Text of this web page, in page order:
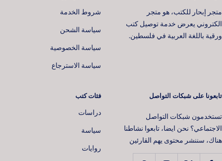
متجر إبحار للكتب، هو متجر
الكتروني يعرض خدمة توصيل كتب
ورقية باللغة العربية في فلسطين.
شروط الخدمة
سياسة الشحن
سياسة الخصوصية
سياسة الاسترجاع
تابعونا على شبكات التواصل
تستخدمون شبكات التواصل
الاجتماعي؟ نحن ايضا، تابعوا نشاطنا
هناك، سننشر محتوى يهم القارئين
فئات كتب
دراسات
سياسة
روايات